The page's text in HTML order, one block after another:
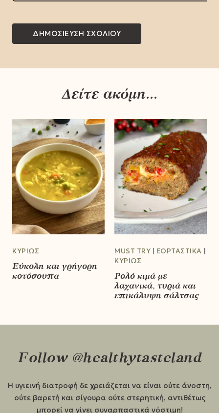
Δείτε ακόμη...
ΚΥΡΊΩΣ
Εύκολη και γρήγορη
κοτόσουπα
MUST TRY
ΕΟΡΤΑΣΤΙΚΆ
ΚΥΡΊΩΣ
Ρολό κιμά με
λαχανικά, τυριά και
επικάλυψη σάλτσας
Follow @healthytasteland
Η υγιεινή διατροφή δε χρειάζεται να είναι ούτε άνοστη,
ούτε βαρετή και σίγουρα ούτε στερητική, αντιθέτως
μπορεί να γίνει συναρπαστικά νόστιμη!